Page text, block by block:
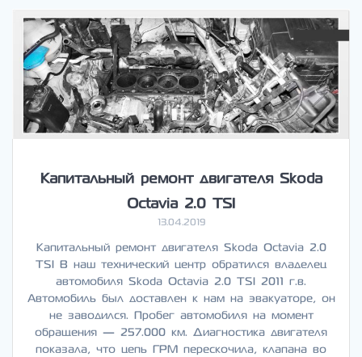
Капитальный ремонт двигателя Skoda
Octavia 2.0 TSI
13.04.2019
Капитальный ремонт двигателя Skoda Octavia 2.0
TSI В наш технический центр обратился владелец
автомобиля Skoda Octavia 2.0 TSI 2011 г.в.
Автомобиль был доставлен к нам на эвакуаторе, он
не заводился. Пробег автомобиля на момент
обращения — 257.000 км. Диагностика двигателя
показала, что цепь ГРМ перескочила, клапана во